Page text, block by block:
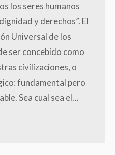
los seres humanos
y derechos”. El
Universal de los
ser concebido como
civilizaciones, o
fundamental pero
Sea cual sea el…